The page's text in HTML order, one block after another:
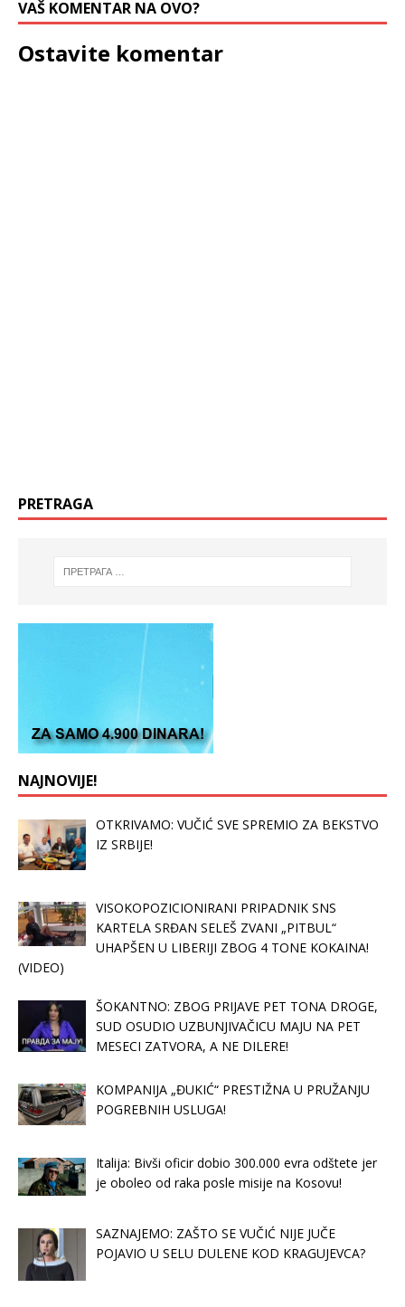
VAŠ KOMENTAR NA OVO?
Ostavite komentar
PRETRAGA
NAJNOVIJE!
OTKRIVAMO: VUČIĆ SVE SPREMIO ZA BEKSTVO
IZ SRBIJE!
VISOKOPOZICIONIRANI PRIPADNIK SNS
KARTELA SRĐAN SELEŠ ZVANI „PITBUL“
UHAPŠEN U LIBERIJI ZBOG 4 TONE KOKAINA!
(VIDEO)
ŠOKANTNO: ZBOG PRIJAVE PET TONA DROGE,
SUD OSUDIO UZBUNJIVAČICU MAJU NA PET
MESECI ZATVORA, A NE DILERE!
KOMPANIJA „ĐUKIĆ“ PRESTIŽNA U PRUŽANJU
POGREBNIH USLUGA!
Italija: Bivši oficir dobio 300.000 evra odštete jer
je oboleo od raka posle misije na Kosovu!
SAZNAJEMO: ZAŠTO SE VUČIĆ NIJE JUČE
POJAVIO U SELU DULENE KOD KRAGUJEVCA?